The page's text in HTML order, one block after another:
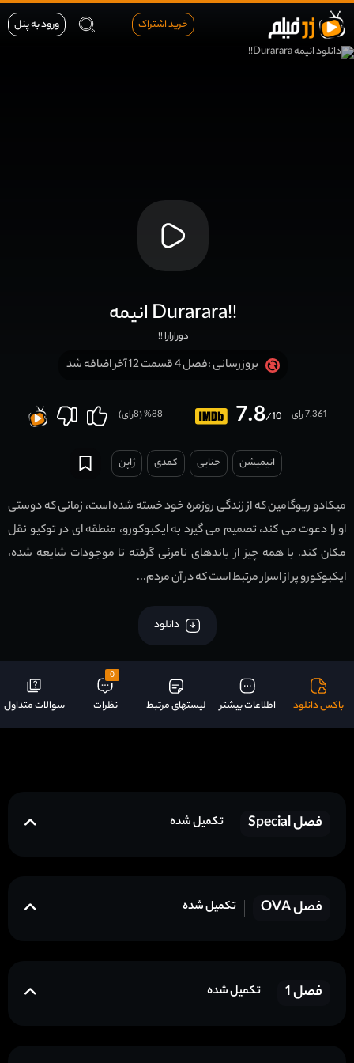
خرید اشتراک ورود به پنل
انیمه Durarara!!
دورارارا !!
بروزرسانی :فصل 4 قسمت 12 آخر اضافه شد
7.8/10 7,361 رای 88
% (
8رای)
انیمیشن جنایی کمدی ژاپن
میکادو ریوگامین که از زندگی روزمره خود خسته شده است، زمانی که دوستی
او را دعوت می کند، تصمیم می گیرد به ایکبوکورو، منطقه ای در توکیو نقل
مکان کند. با همه چیز از باندهای نامرئی گرفته تا موجودات شایعه شده،
ایکبوکورو پر از اسرار مرتبط است که در آن مردم...
دانلود
باکس دانلود اطلاعات بیشتر لیستهای مرتبط
0
نظرات سوالات متداول
فصل Special تکمیل شده
فصل OVA تکمیل شده
فصل 1 تکمیل شده